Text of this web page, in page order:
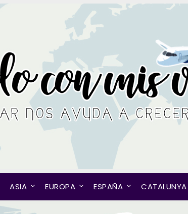
ASIA EUROPA ESPAÑA CATALUNYA